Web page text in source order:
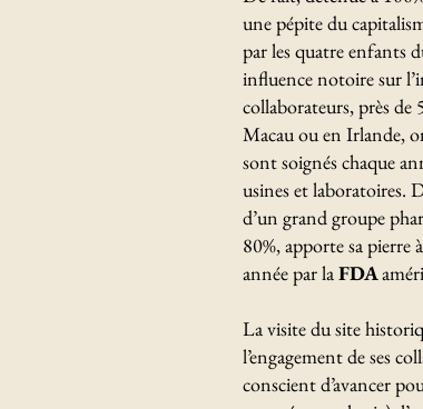
une pépite du
par les quatre enfants
influence notoire sur
collaborateurs, près de
Macau ou en Irlande,
sont soignés chaque
usines et laboratoires.
d’un grand groupe
80%, apporte sa pierre
année par laFDA
La visite du site
l’engagement de ses
conscient d’avancer